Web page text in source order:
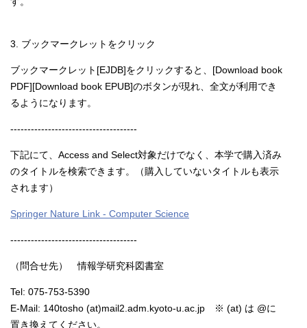
3. ブックマークレットをクリック
ブックマークレット[EJDB]をクリックすると、[Download book
PDF][Download book EPUB]のボタンが現れ、全文が利用でき
るようになります。
-------------------------------------
下記にて、Access and Select対象だけでなく、本学で購入済み
のタイトルを検索できます。（購入していないタイトルも表示
されます）
Springer Nature Link - Computer Science
-------------------------------------
（問合せ先） 情報学研究科図書室
Tel: 075-753-5390
E-Mail: 140tosho (at)mail2.adm.kyoto-u.ac.jp ※ (at) は @に
置き換えてください。